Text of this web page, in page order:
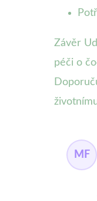
Závěr
péči o
MF